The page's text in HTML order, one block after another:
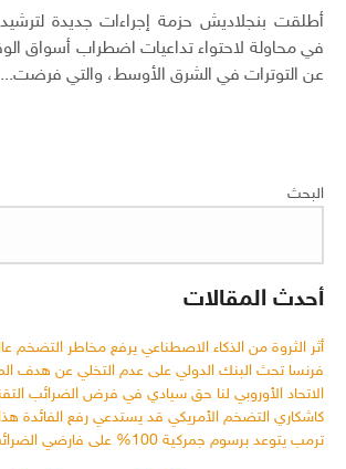
أطلقت بنجلاديش حزمة إجراءات جديدة
في محاولة لاحتواء تداعيات اضطراب أسواق
عن التوترات في الشرق الأوسط، والتي فرضت...
البحث
أحدث المقالات
أثر الثروة من الذكاء الاصطناعي يرفع مخاطر التضخم
فرنسا تحث البنك الدولي على عدم التخلي عن هدف
الاتحاد الأوروبي لنا حق سيادي في فرض الضرائب
كاشكاري التضخم الأمريكي قد يستدعي رفع الفائدة هذا
ترمب يتوعد برسوم جمركية 100% على فارضي الضرائب الرقمية